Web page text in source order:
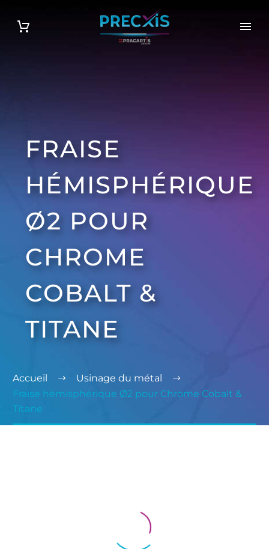
FRAISE
HÉMISPHÉRIQUE
Ø2 POUR
CHROME
COBALT &
TITANE
Accueil
Usinage du métal
Fraise hémisphérique Ø2 pour Chrome Cobalt &
Titane